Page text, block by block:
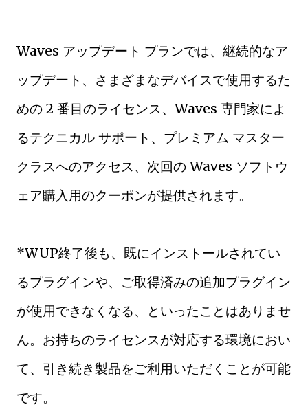
Waves アップデート プランでは、継続的なア
ップデート、さまざまなデバイスで使用するた
めの 2 番目のライセンス、Waves 専門家によ
るテクニカル サポート、プレミアム マスター
クラスへのアクセス、次回の Waves ソフトウ
ェア購入用のクーポンが提供されます。
*WUP終了後も、既にインストールされてい
るプラグインや、ご取得済みの追加プラグイン
が使用できなくなる、といったことはありませ
ん。お持ちのライセンスが対応する環境におい
て、引き続き製品をご利用いただくことが可能
です。